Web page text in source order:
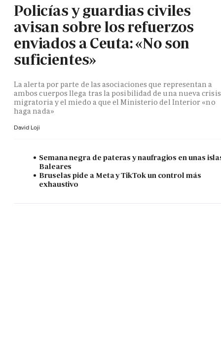
Policías y guardias civiles
avisan sobre los refuerzos
enviados a Ceuta: «No son
suficientes»
La alerta por parte de las asociaciones que representan a
ambos cuerpos llega tras la posibilidad de una nueva crisis
migratoria y el miedo a que el Ministerio del Interior «no
haga nada»
David Loji
Semana negra de pateras y naufragios en unas
Baleares
Bruselas pide a Meta y TikTok un control más
exhaustivo